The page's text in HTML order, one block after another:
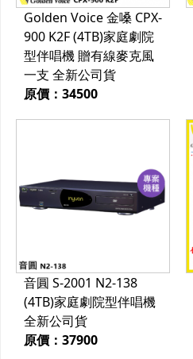
Golden Voice 金嗓 CPX-
900 K2F (4TB)家庭劇院
型伴唱機 贈有線麥克風
一支 全新公司貨
原價：34500
音圓 S-2001 N2-138
(4TB)家庭劇院型伴唱機
全新公司貨
原價：37900